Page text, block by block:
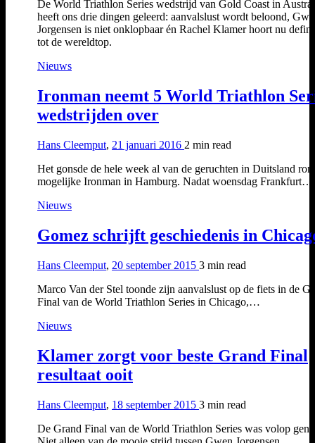
De World Triathlon Series wedstrijd van Gold Coast in
heeft ons drie dingen geleerd: aanvalslust wordt beloond,
Jorgensen is niet onklopbaar én Rachel Klamer hoort nu
tot de wereldtop.
Nieuws
Ironman neemt 5 World Triathlon
wedstrijden over
Hans Cleemput, 21 januari 2016 2 min read
Het gonsde de hele week al van de geruchten in Duitsland
mogelijke Ironman in Hamburg. Nadat woensdag Frankfurt…
Nieuws
Gomez schrijft geschiedenis in
Hans Cleemput, 20 september 2015 3 min read
Marco Van der Stel toonde zijn aanvalslust op de fiets in de
Final van de World Triathlon Series in Chicago,…
Nieuws
Klamer zorgt voor beste Grand Final
resultaat ooit
Hans Cleemput, 18 september 2015 3 min read
De Grand Final van de World Triathlon Series was volop